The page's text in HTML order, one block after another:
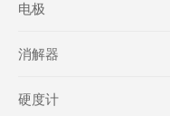
电极
消解器
硬度计